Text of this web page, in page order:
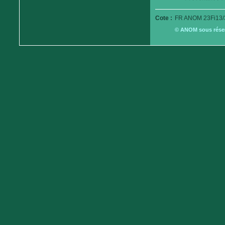
Cote : FR ANOM
© ANOM sous